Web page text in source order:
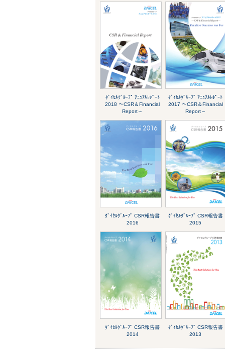
ﾀﾞｲｾﾙｸﾞﾙｰﾌﾟ ｱﾆｭｱﾙﾚﾎﾟｰﾄ
2018 ～CSR＆Financial
Report～
ﾀﾞｲｾﾙｸﾞﾙｰﾌﾟ ｱﾆｭｱﾙﾚﾎﾟｰﾄ
2017 ～CSR＆Financial
Report～
ﾀﾞｲｾﾙｸﾞﾙｰﾌﾟ CSR報告書
2016
ﾀﾞｲｾﾙｸﾞﾙｰﾌﾟ CSR報告書
2015
ﾀﾞｲｾﾙｸﾞﾙｰﾌﾟ CSR報告書
2014
ﾀﾞｲｾﾙｸﾞﾙｰﾌﾟ CSR報告書
2013